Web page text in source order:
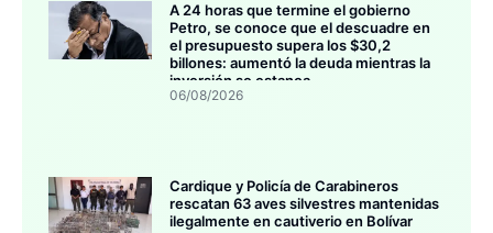
A 24 horas que termine el gobierno
Petro, se conoce que el descuadre en
el presupuesto supera los $30,2
billones: aumentó la deuda mientras la
inversión se estanca
06/08/2026
Cardique y Policía de Carabineros
rescatan 63 aves silvestres mantenidas
ilegalmente en cautiverio en Bolívar